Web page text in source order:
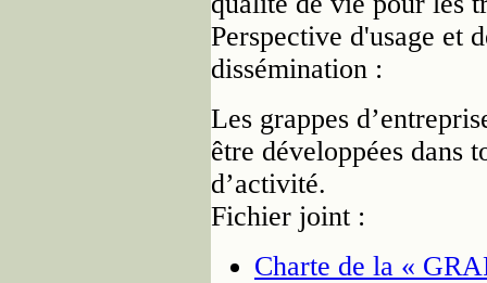
Perspective d'usage et
dissémination :
Les grappes
être développées dans
d’activité.
Fichier joint :
Charte de la «